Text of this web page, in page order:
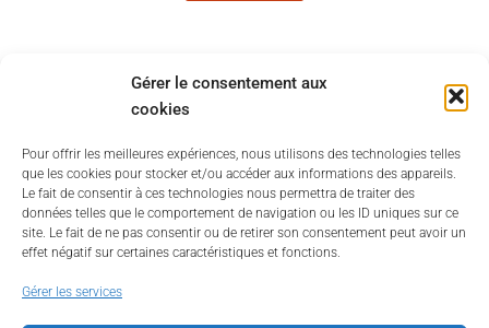
Gérer le consentement aux
cookies
Pour offrir les meilleures expériences, nous utilisons des technologies telles
que les cookies pour stocker et/ou accéder aux informations des appareils.
Le fait de consentir à ces technologies nous permettra de traiter des
données telles que le comportement de navigation ou les ID uniques sur ce
site. Le fait de ne pas consentir ou de retirer son consentement peut avoir un
effet négatif sur certaines caractéristiques et fonctions.
Gérer les services